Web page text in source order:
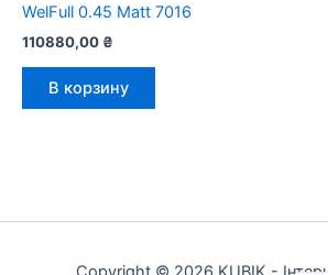
WelFull 0.45 Matt 7016
110880,00 ₴
В корзину